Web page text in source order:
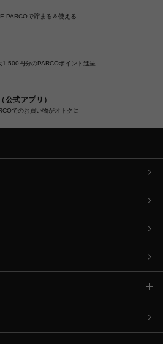
PARCOで貯まる＆使える
1,500円分のPARCOポイント進呈
公式アプリ）
でのお買い物がオトクに